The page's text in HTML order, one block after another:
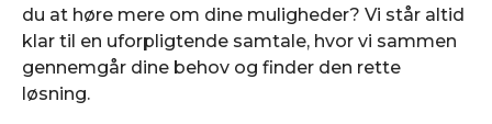
du at høre mere om dine muligheder? Vi står altid
klar til en uforpligtende samtale, hvor vi sammen
gennemgår dine behov og finder den rette
løsning.